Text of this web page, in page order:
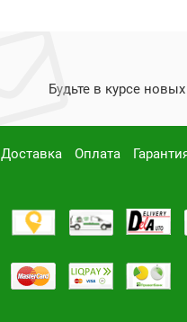
Будьте в курсе
Доставка Оплата